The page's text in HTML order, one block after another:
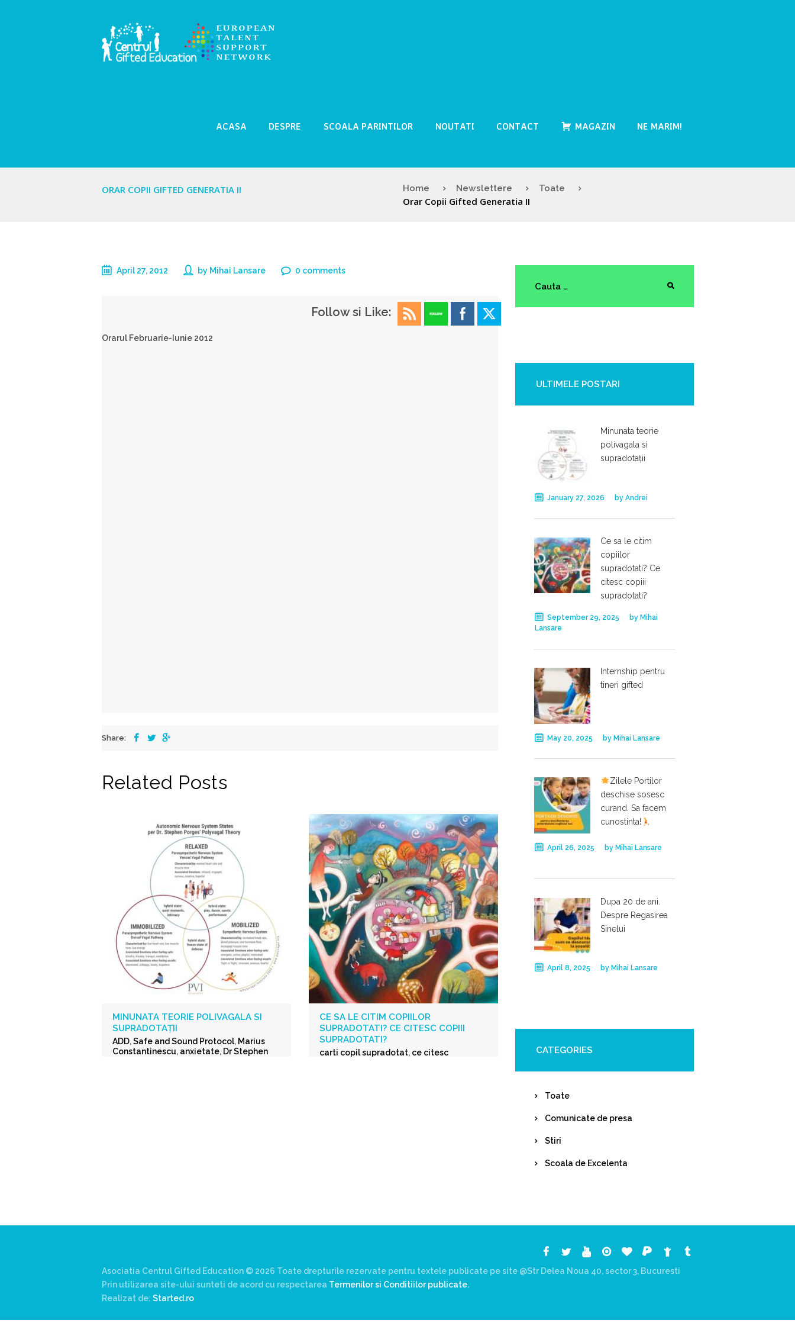
ACASA DESPRE SCOALA PARINTILOR NOUTATI CONTACT MAGAZIN NE MARIM!
ORAR COPII GIFTED GENERATIA II Home Newslettere Toate
Orar Copii Gifted Generatia II
April 27, 2012 by Mihai Lansare 0 comments
Follow si Like:
Orarul Februarie-Iunie 2012
Share:
Related Posts
MINUNATA TEORIE POLIVAGALA SI
SUPRADOTAȚII
ADD,Safe and Sound Protocol, Marius
Constantinescu, anxietate, Dr Stephen
CE SA LE CITIM COPIILOR
SUPRADOTATI? CE CITESC COPIII
SUPRADOTATI?
carti copil supradotat, ce citesc
ULTIMELE POSTARI
Minunata teorie
polivagala si
supradotații
January 27, 2026 by Andrei
Ce sa le citim
copiilor
supradotati? Ce
citesc copiii
supradotati?
September 29, 2025 by Mihai
Lansare
Internship pentru
tineri gifted
May 20, 2025 by Mihai Lansare
Zilele Portilor
deschise sosesc
curand. Sa facem
cunostinta!
April 26, 2025 by Mihai Lansare
Dupa 20 de ani.
Despre Regasirea
Sinelui
April 8, 2025 by Mihai Lansare
CATEGORIES
Toate
Comunicate de presa
Stiri
Scoala de Excelenta
Asociatia Centrul Gifted Education © 2026 Toate drepturile rezervate pentru textele publicate pe site @Str Delea Noua 40, sector 3, Bucuresti
Prin utilizarea site-ului sunteti de acord cu respectarea Termenilor si Conditiilor publicate.
Realizat de: Started.ro